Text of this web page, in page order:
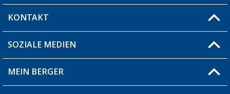
KONTAKT
Du hast eine Frage?
Filiale finden
SOZIALE MEDIEN
MEIN BERGER